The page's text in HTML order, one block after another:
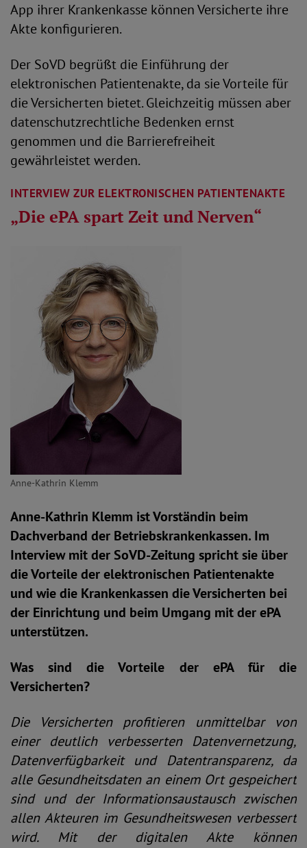
App ihrer Krankenkasse können Versicherte ihre
Akte konfigurieren.
Der SoVD begrüßt die Einführung der
elektronischen Patientenakte, da sie Vorteile für
die Versicherten bietet. Gleichzeitig müssen aber
datenschutzrechtliche Bedenken ernst
genommen und die Barrierefreiheit
gewährleistet werden.
INTERVIEW ZUR ELEKTRONISCHEN PATIENTENAKTE
„Die ePA spart Zeit und Nerven“
Anne-Kathrin Klemm
Anne-Kathrin Klemm ist Vorständin beim
Dachverband der Betriebskrankenkassen. Im
Interview mit der SoVD-Zeitung spricht sie über
die Vorteile der elektronischen Patientenakte
und wie die Krankenkassen die Versicherten bei
der Einrichtung und beim Umgang mit der ePA
unterstützen.
Was sind die Vorteile der ePA für die
Versicherten?
Die Versicherten profitieren unmittelbar von
einer deutlich verbesserten Datenvernetzung,
Datenverfügbarkeit und Datentransparenz, da
alle Gesundheitsdaten an einem Ort gespeichert
sind und der Informationsaustausch zwischen
allen Akteuren im Gesundheitswesen verbessert
wird. Mit der digitalen Akte können